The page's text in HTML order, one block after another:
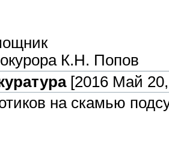
К.Н. Попов
[2016 Май
на скамью